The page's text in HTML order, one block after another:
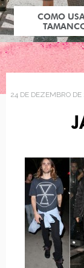
COMO
24 DE DEZEMBRO DE